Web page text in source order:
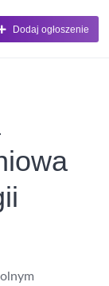
Dodaj ogłoszenie